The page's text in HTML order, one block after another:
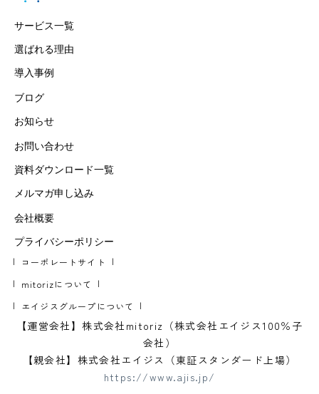
サービス一覧
選ばれる理由
導入事例
ブログ
お知らせ
お問い合わせ
資料ダウンロード一覧
メルマガ申し込み
会社概要
プライバシーポリシー
コーポレートサイト
mitorizについて
エイジスグループについて
【運営会社】株式会社mitoriz（株式会社エイジス100％子
会社）
【親会社】株式会社エイジス（東証スタンダード上場）
https://www.ajis.jp/